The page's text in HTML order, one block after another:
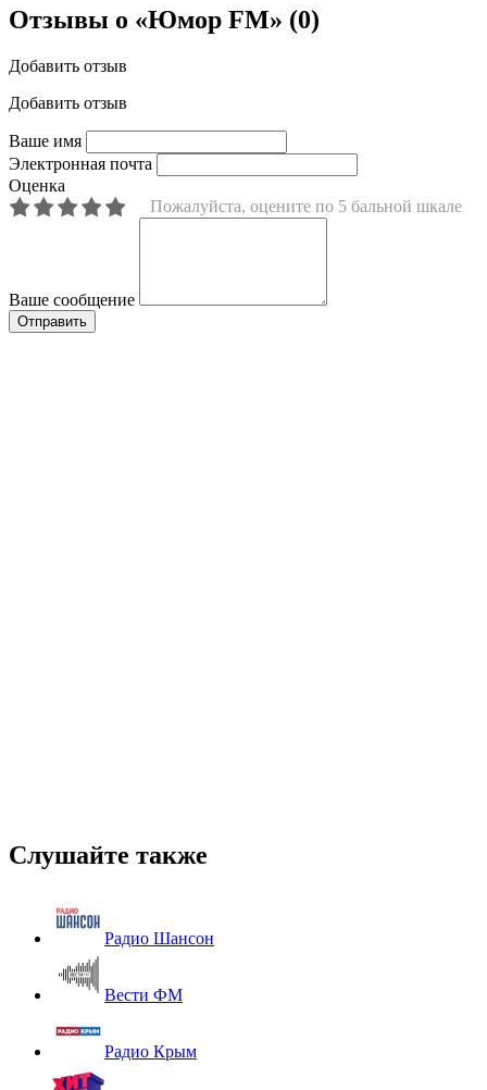
Отзывы о «Юмор FM» (0)
Добавить отзыв
Добавить отзыв
Ваше имя
Электронная почта
Оценка
Пожалуйста, оцените по 5 бальной шкале
Ваше сообщение
Слушайте также
Радио Шансон
Вести ФМ
Радио Крым